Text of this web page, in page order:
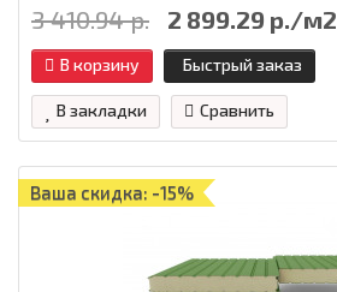
3 410.94 р. 2 899.29 р./м2
В корзину Быстрый заказ
В закладки Сравнить
Ваша скидка: -15%